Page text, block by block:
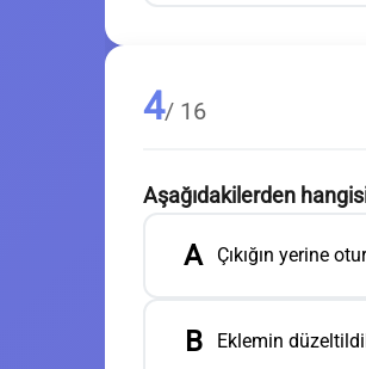
4/ 16
Aşağıdakilerden
A Çıkığın yerine
B Eklemin